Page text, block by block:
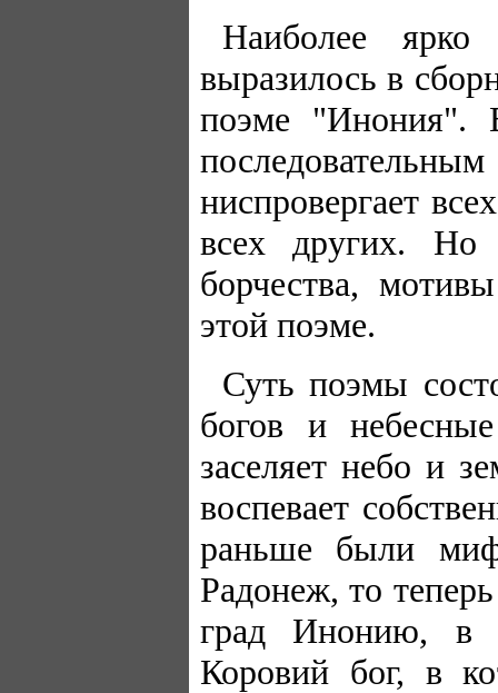
Наиболее ярко
выразилось в
поэме "Инония".
ниспровергает
всех других. Но
борчества,
этой поэме.
Суть поэмы
богов и
заселяет небо и
воспевает
раньше были
Радонеж, то
град Инонию, в
Коровий бог, в